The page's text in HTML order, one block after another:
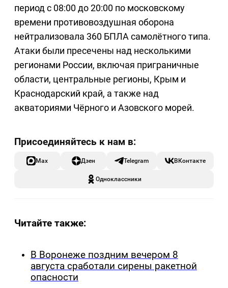
период с 08:00 до 20:00 по московскому
времени противовоздушная оборона
нейтрализовала 360 БПЛА самолётного типа.
Атаки были пресечены над несколькими
регионами России, включая приграничные
области, центральные регионы, Крым и
Краснодарский край, а также над
акваториями Чёрного и Азовского морей.
Max Дзен Telegram ВКонтакте
Одноклассники
Читайте также:
В Воронеже поздним вечером 8
августа сработали сирены ракетной
опасности